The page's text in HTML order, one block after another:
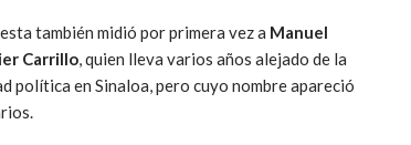
también midió por primera vez a Manuel
Carrillo, quien lleva varios años alejado de la
política en Sinaloa, pero cuyo nombre apareció